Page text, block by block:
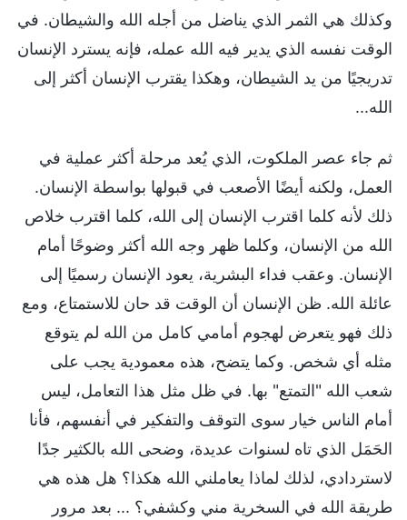
وكذلك هي الثمر الذي يناضل من أجله الله والشيطان. في
الوقت نفسه الذي يدير فيه الله عمله، فإنه يسترد الإنسان
تدريجيًا من يد الشيطان، وهكذا يقترب الإنسان أكثر إلى
الله...
ثم جاء عصر الملكوت، الذي يُعد مرحلة أكثر عملية في
العمل، ولكنه أيضًا الأصعب في قبولها بواسطة الإنسان.
ذلك لأنه كلما اقترب الإنسان إلى الله، كلما اقترب خلاص
الله من الإنسان، وكلما ظهر وجه الله أكثر وضوحًا أمام
الإنسان. وعقب فداء البشرية، يعود الإنسان رسميًا إلى
عائلة الله. ظن الإنسان أن الوقت قد حان للاستمتاع، ومع
ذلك فهو يتعرض لهجوم أمامي كامل من الله لم يتوقع
مثله أي شخص. وكما يتضح، هذه معمودية يجب على
شعب الله "التمتع" بها. في ظل مثل هذا التعامل، ليس
أمام الناس خيار سوى التوقف والتفكير في أنفسهم، فأنا
الحَمَل الذي تاه لسنوات عديدة، وضحى الله بالكثير جدًا
لاستردادي، لذلك لماذا يعاملني الله هكذا؟ هل هذه هي
طريقة الله في السخرية مني وكشفي؟ ... بعد مرور